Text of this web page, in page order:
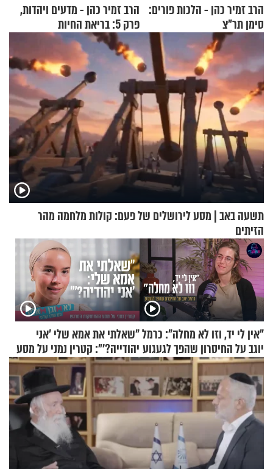
הרב זמיר כהן - הלכות פורים:
סימן תר"צ
הרב זמיר כהן - מדעים ויהדות,
פרק 5: בריאת החיות
תשעה באב | מסע לירושלים של פעם: קולות מלחמה מהר
הזיתים
"אין לי יד, וזו לא מחלה": כרמל
יוגב על החיסרון שהפך לגעגוע
"שאלתי את אמא שלי 'אני
יהודייה?'": קטרין נמני על מסע
ההתחזקות המרגש